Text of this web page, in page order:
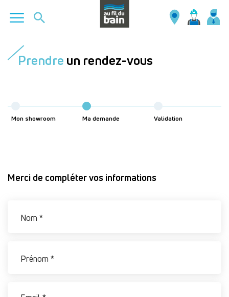
contenuPrendre un rendez-vous
Mon showroom Ma demande Validation
Merci de compléter vos informations